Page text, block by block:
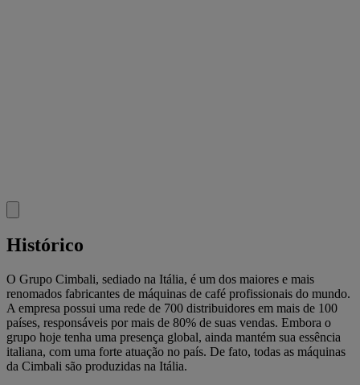
Histórico
O Grupo Cimbali, sediado na Itália, é um dos maiores e mais
renomados fabricantes de máquinas de café profissionais do mundo.
A empresa possui uma rede de 700 distribuidores em mais de 100
países, responsáveis por mais de 80% de suas vendas. Embora o
grupo hoje tenha uma presença global, ainda mantém sua essência
italiana, com uma forte atuação no país. De fato, todas as máquinas
da Cimbali são produzidas na Itália.